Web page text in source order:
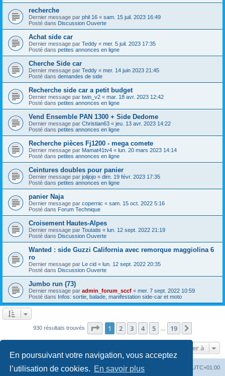
En poursuivant votre navigation, vous acceptez
l’utilisation de cookies. En savoir plus
recherche
Dernier message par phil 16 « sam. 15 juil. 2023 16:49
Posté dans Discussion Ouverte
Achat side car
Dernier message par Teddy « mer. 5 juil. 2023 17:35
Posté dans petites annonces en ligne
Cherche Side car
Dernier message par Teddy « mer. 14 juin 2023 21:45
Posté dans demandes de side
Recherche side car a petit budget
Dernier message par twin_v2 « mar. 18 avr. 2023 12:42
Posté dans petites annonces en ligne
Vend Ensemble PAN 1300 + Side Dedome
Dernier message par Christian63 « jeu. 13 avr. 2023 14:22
Posté dans petites annonces en ligne
Recherche pièces Fj1200 - mega comete
Dernier message par Mamat41tv4 « lun. 20 mars 2023 14:14
Posté dans petites annonces en ligne
Ceintures doubles pour panier
Dernier message par jolijojo « dim. 19 févr. 2023 17:35
Posté dans petites annonces en ligne
panier Naja
Dernier message par copernic « sam. 15 oct. 2022 5:16
Posté dans Forum Technique
Croisement Hautes-Alpes
Dernier message par Toutatis « lun. 12 sept. 2022 21:19
Posté dans Discussion Ouverte
Wanted : side Guzzi California avec remorque maggiolina 6
ro
Dernier message par Le cid « lun. 12 sept. 2022 20:35
Posté dans Discussion Ouverte
Jumbo run (73)
Dernier message par admin_forum_sccf « mer. 7 sept. 2022 10:59
Posté dans Infos: sortie, balade, manifestation side-car et moto
930 résultats trouvés Page 1sur19
1 2 3 4 5 19
Aller à
Index du forum UTC+01:00